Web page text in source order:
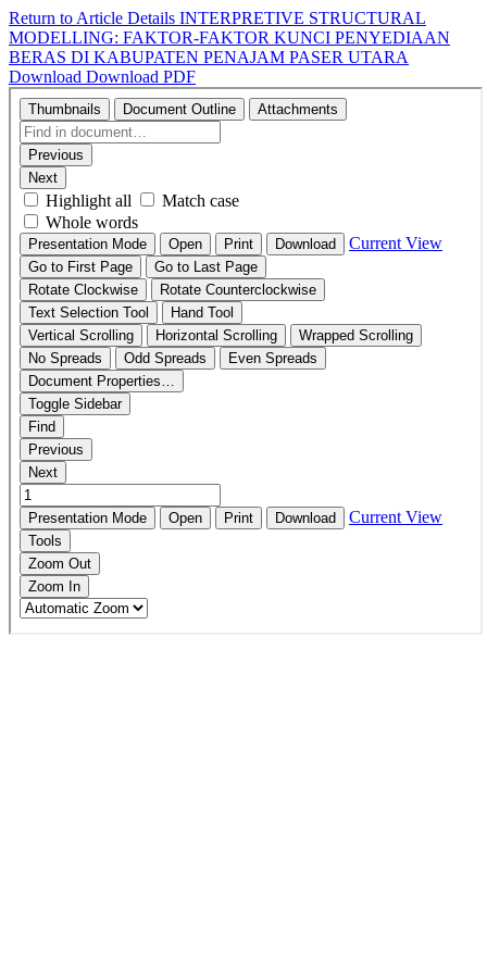
Return to Article Details INTERPRETIVE STRUCTURAL
MODELLING: FAKTOR-FAKTOR KUNCI PENYEDIAAN
BERAS DI KABUPATEN PENAJAM PASER UTARA
Download Download PDF